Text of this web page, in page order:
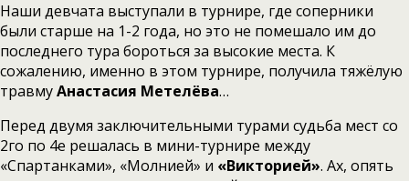
Наши девчата выступали в турнире, где соперники
были старше на 1-2 года, но это не помешало им до
последнего тура бороться за высокие места. К
сожалению, именно в этом турнире, получила тяжёлую
травмуАнастасия Метелёва…
Перед двумя заключительными турами судьба мест со
2го по 4е решалась в мини-турнире между
«Спартанками», «Молнией» и «Викторией». Ах, опять